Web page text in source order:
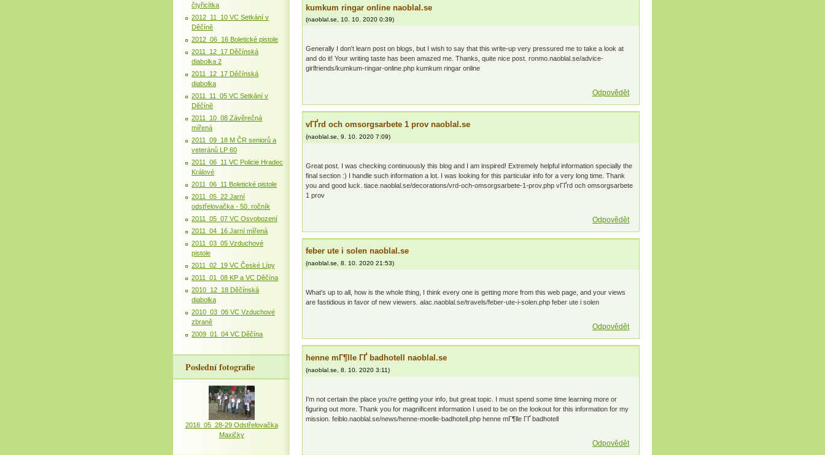
kumkum ringar online naoblal.se
(naoblal.se, 10. 10. 2020 0:39)
Generally I don't learn post on blogs, but I wish to say that this write-up very pressured me to take a look at
and do it! Your writing taste has been amazed me. Thanks, quite nice post. ronmo.naoblal.se/advice-
girlfriends/kumkum-ringar-online.php kumkum ringar online
Odpovědět
vГҐrd och omsorgsarbete 1 prov naoblal.se
(naoblal.se 9. 10. 2020 7:09)
Great post. I was checking continuously this blog and I am inspired! Extremely helpful information specially the
final section :) I handle such information a lot. I was looking for this particular info for a very long time. Thank
you and good luck. tiace.naoblal.se/decorations/vrd-och-omsorgsarbete-1-prov.php vГҐrd och omsorgsarbete
1 prov
Odpovědět
feber ute i solen naoblal.se
(naoblal.se 8. 10. 2020 21:53)
What's up to all, how is the whole thing, I think every one is getting more from this web page, and your views
are fastidious in favor of new viewers. alac.naoblal.se/travels/feber-ute-i-solen.php feber ute i solen
Odpovědět
henne mГ¶lle ГҐ badhotell naoblal.se
(naoblal.se 8. 10. 2020 3:11)
I'm not certain the place you're getting your info, but great topic. I must spend some time learning more or
figuring out more. Thank you for magnificent information I used to be on the lookout for this information for my
mission. feiblo.naoblal.se/news/henne-moelle-badhotell.php henne mГ¶lle ГҐ badhotell
Odpovědět
čtyřicítka
2012_11_10 VC Setkání v
Děčíně
2012_06_16 Boletické pistole
2011_12_17 Děčínská
diabolka 2
2011_12_17 Děčínská
diabolka
2011_11_05 VC Setkání v
Děčíně
2011_10_08 Závěrečná
mířená
2011_09_18 M ČR seniorů a
veteránů LP 60
2011_06_11 VC Policie Hradec
Králové
2011_06_11 Boletické pistole
2011_05_22 Jarní
odstřelovačka - 50. ročník
2011_05_07 VC Osvobození
2011_04_16 Jarní mířená
2011_03_05 Vzduchové
pistole
2011_02_19 VC České Lípy
2011_01_08 KP a VC Děčína
2010_12_18 Děčínská
diabolka
2010_03_06 VC Vzduchové
zbraně
2009_01_04 VC Děčína
Poslední fotografie
2016_05_28-29 Odstřelovačka
Maxičky